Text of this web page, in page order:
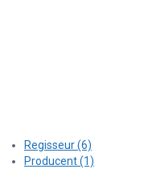
Regisseur (6)
Producent (1)